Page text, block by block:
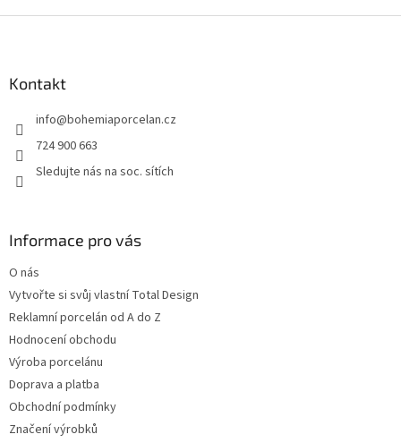
Kontakt
info@bohemiaporcelan.cz
724 900 663
Sledujte nás na soc. sítích
Informace pro vás
O nás
Vytvořte si svůj vlastní Total Design
Reklamní porcelán od A do Z
Hodnocení obchodu
Výroba porcelánu
Doprava a platba
Obchodní podmínky
Značení výrobků